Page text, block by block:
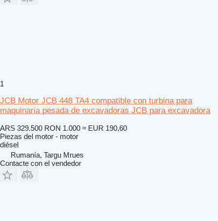
1
JCB Motor JCB 448 TA4 compatible con turbina para
maquinaria pesada de excavadoras JCB para excavadora
ARS 329.500 RON 1.000 ≈ EUR 190,60
Piezas del motor - motor
diésel
Rumanía, Targu Mrues
Contacte con el vendedor